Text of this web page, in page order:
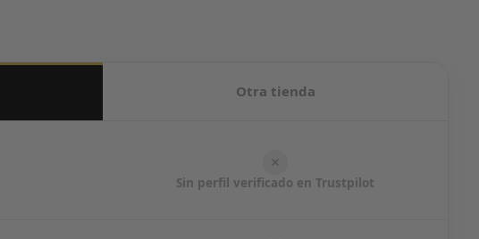
Otra tienda
Sin perfil verificado en Trustpilot